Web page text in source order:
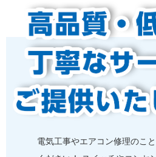
電気⼯事やエアコン修理のこ